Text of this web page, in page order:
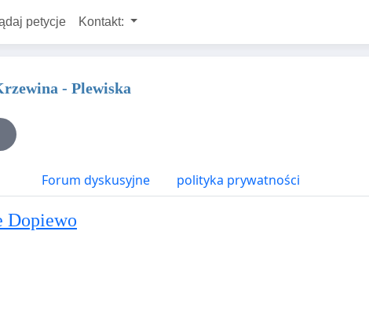
petycje Kontakt:
- Plewiska
Forum dyskusyjne polityka prywatności
Dopiewo